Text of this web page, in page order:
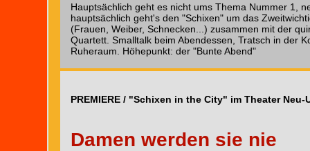
Hauptsächlich geht es nicht ums Thema Nummer 1,
hauptsächlich geht's den "Schixen" um das
(Frauen, Weiber, Schnecken...) zusammen mit der
Quartett. Smalltalk beim Abendessen, Tratsch in der
Ruheraum. Höhepunkt: der "Bunte Abend"
PREMIERE / "Schixen in the City" im Theater Neu-
Damen werden sie nie